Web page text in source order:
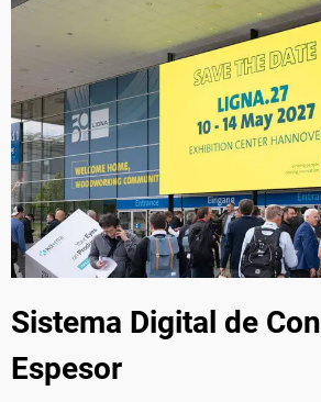
Sistema Digital de
Espesor